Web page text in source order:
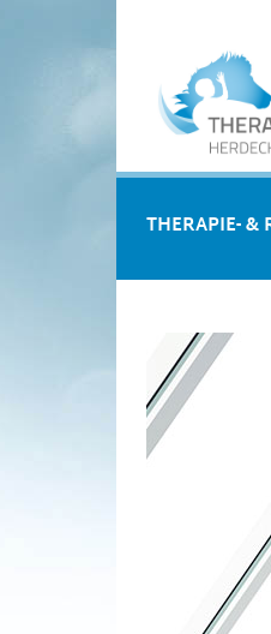
THERAPIE- &